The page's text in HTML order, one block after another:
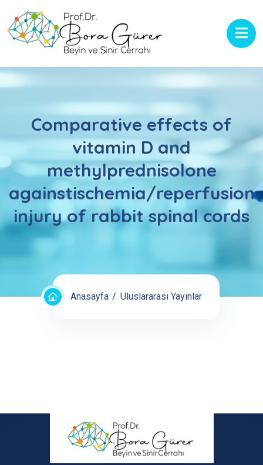
Comparative effects of
vitamin D and
methylprednisolone
againstischemia/reperfusion
injury of rabbit spinal cords
Anasayfa Uluslararası Yayınlar